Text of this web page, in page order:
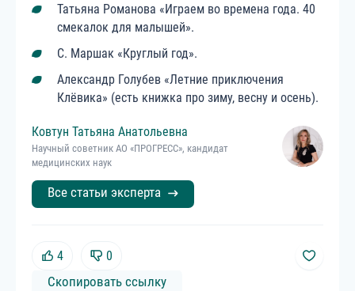
Татьяна Романова «Играем во времена года. 40
смекалок для малышей».
С. Маршак «Круглый год».
Александр Голубев «Летние приключения
Клёвика» (есть книжка про зиму, весну и осень).
Ковтун Татьяна Анатольевна
Научный советник АО «ПРОГРЕСС», кандидат
медицинских наук
Все статьи эксперта
4 0
Скопировать ссылку